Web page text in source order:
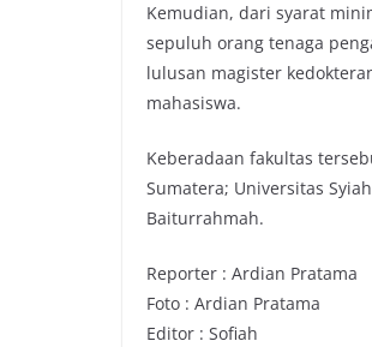
Kemudian, dari syarat
sepuluh orang tenaga
lulusan magister
mahasiswa.
Keberadaan fakultas
Sumatera; Universitas
Baiturrahmah.
Reporter : Ardian Pratama
Foto : Ardian Pratama
Editor : Sofiah